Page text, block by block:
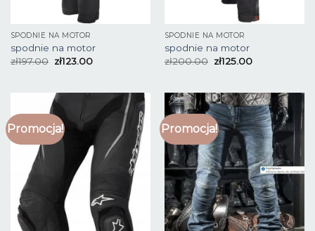
SPODNIE NA MOTOR
spodnie na motor
zł197.00 zł123.00
SPODNIE NA MOTOR
spodnie na motor
zł200.00 zł125.00
Promocja! Promocja!